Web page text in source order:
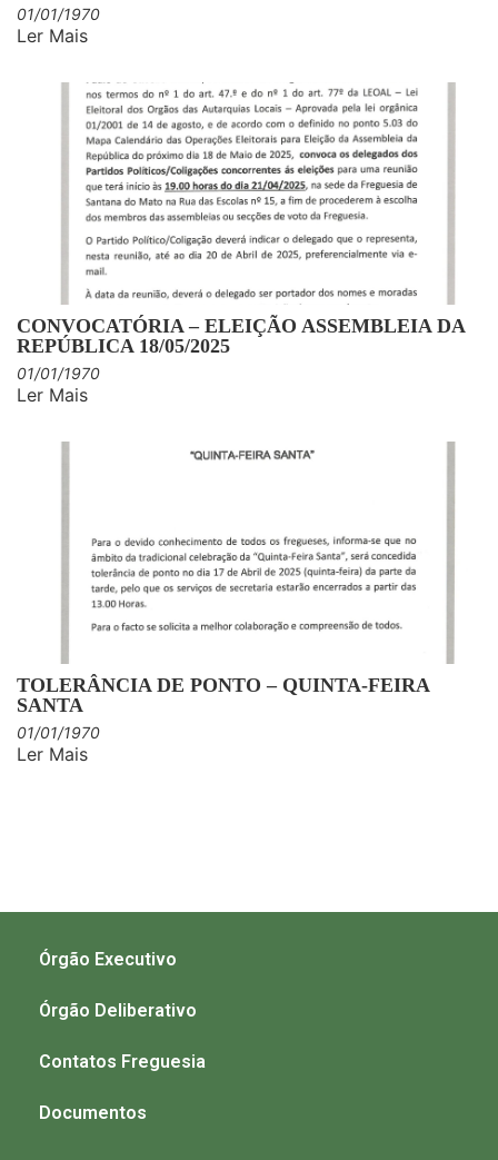
01/01/1970
Ler Mais
CONVOCATÓRIA – ELEIÇÃO ASSEMBLEIA DA
REPÚBLICA 18/05/2025
01/01/1970
Ler Mais
TOLERÂNCIA DE PONTO – QUINTA-FEIRA
SANTA
01/01/1970
Ler Mais
Órgão Executivo
Órgão Deliberativo
Contatos Freguesia
Documentos